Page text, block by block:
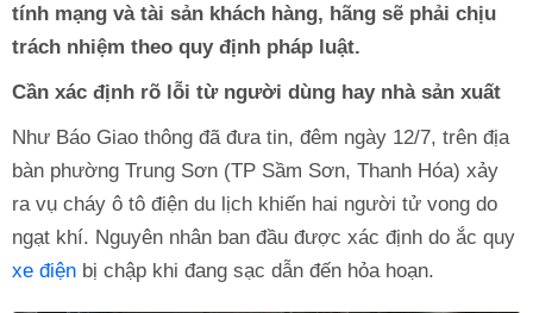
tính mạng và tài sản khách hàng, hãng sẽ phải chịu
trách nhiệm theo quy định pháp luật.
Cần xác định rõ lỗi từ người dùng hay nhà sản xuất
Như Báo Giao thông đã đưa tin, đêm ngày 12/7, trên địa
bàn phường Trung Sơn (TP Sầm Sơn, Thanh Hóa) xảy
ra vụ cháy ô tô điện du lịch khiến hai người tử vong do
ngạt khí. Nguyên nhân ban đầu được xác định do ắc quy
xe điện bị chập khi đang sạc dẫn đến hỏa hoạn.